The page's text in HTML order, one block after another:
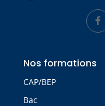
Nos formations
CAP/BEP
Bac